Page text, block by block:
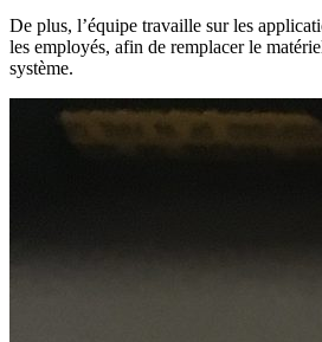
De plus, l’équipe travaille sur les
les employés, afin de remplacer le
système.